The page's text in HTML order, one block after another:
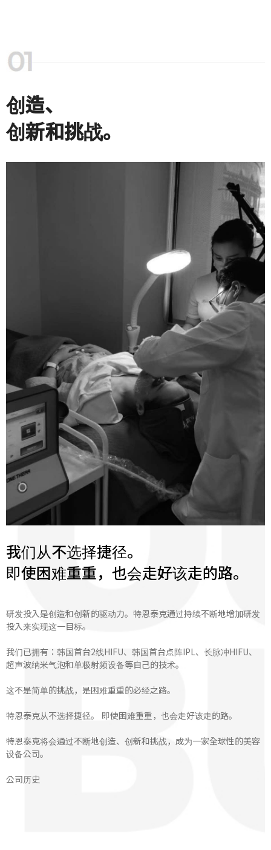
创造、
创新和挑战。
我们从不选择捷径。
即使困难重重，也会走好该走的路。
研发投入是创造和创新的驱动力。特恩泰克通过持续不断地增加研发
投入来实现这一目标。
我们已拥有：韩国首台2线HIFU、韩国首台点阵IPL、长脉冲HIFU、
超声波纳米气泡和单极射频设备等自己的技术。
这不是简单的挑战，是困难重重的必经之路。
特恩泰克从不选择捷径。 即使困难重重，也会走好该走的路。
特恩泰克将会通过不断地创造、创新和挑战，成为一家全球性的美容
设备公司。
公司历史